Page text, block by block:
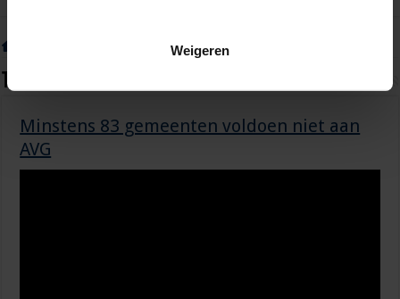
Weigeren
Tag Archief:
Minstens 83 gemeenten voldoen niet aan
AVG